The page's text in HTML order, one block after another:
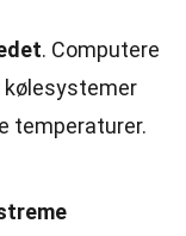
. Computere
kølesystemer
temperaturer.